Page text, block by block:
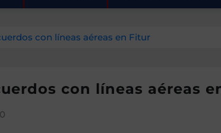
con líneas aéreas en Fitur
con líneas aéreas
0